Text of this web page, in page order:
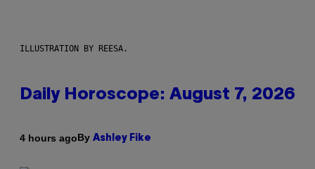
ILLUSTRATION BY REESA.
Daily Horoscope: August 7, 2026
4 hours agoBy Ashley Fike